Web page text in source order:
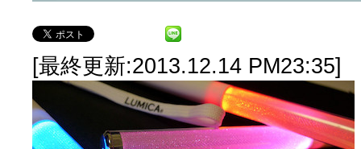
[最終更新:2013.12.14 PM23:35]